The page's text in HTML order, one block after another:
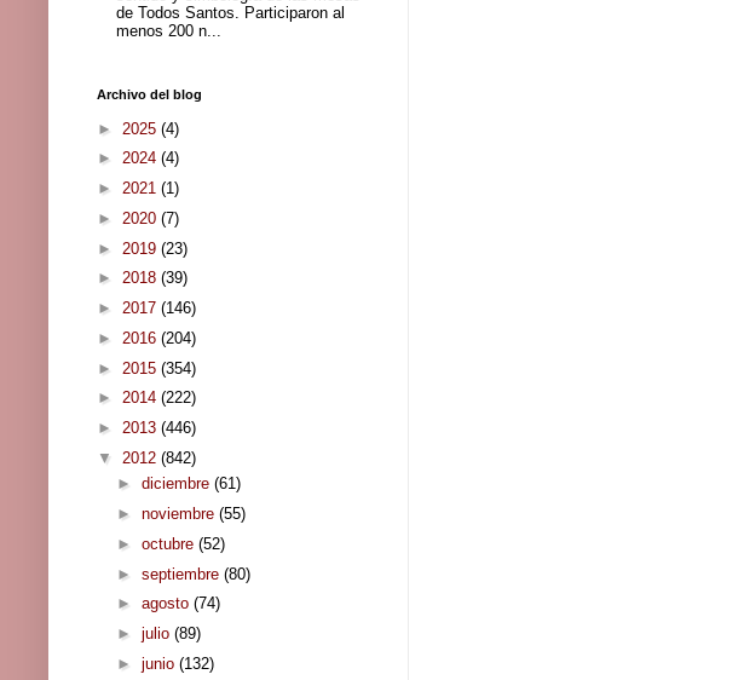
de Todos Santos. Participaron al
menos 200 n...
Archivo del blog
► 2025 (4)
► 2024 (4)
► 2021 (1)
► 2020 (7)
► 2019 (23)
► 2018 (39)
► 2017 (146)
► 2016 (204)
► 2015 (354)
► 2014 (222)
► 2013 (446)
▼ 2012 (842)
► diciembre (61)
► noviembre (55)
► octubre (52)
► septiembre (80)
► agosto (74)
► julio (89)
► junio (132)